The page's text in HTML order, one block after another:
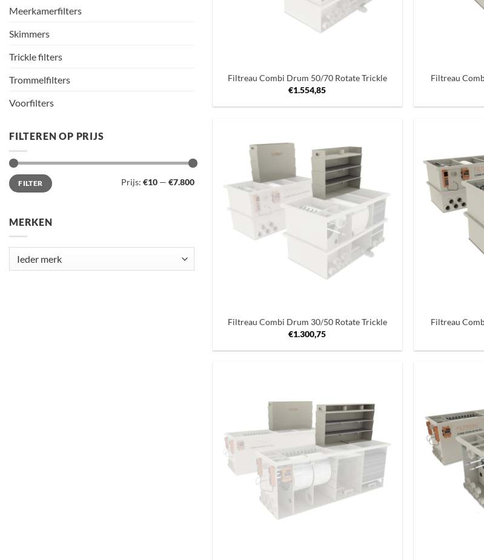
Meerkamerfilters
Skimmers
Trickle filters
Trommelfilters
Voorfilters
FILTEREN OP PRIJS
Min.
prijs
Max.
prijsFILTER Prijs: €10 — €7.800
MERKEN
Filtreau Combi Drum 50/70 Rotate Trickle
€1.554,85
Filtreau
Toevoegen
verlanglijst
Filtreau Combi Drum 30/50 Rotate Trickle
€1.300,75
Filtreau
aan
verlanglijst